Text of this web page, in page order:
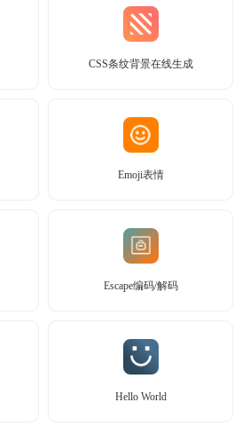
CSS条纹背景在线生成
Emoji表情
Escape编码/解码
Hello World